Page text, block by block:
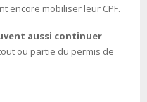
encore mobiliser leur CPF.
aussi continuer
ou partie du permis de